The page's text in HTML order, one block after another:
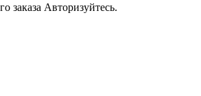
заказа Авторизуйтесь.